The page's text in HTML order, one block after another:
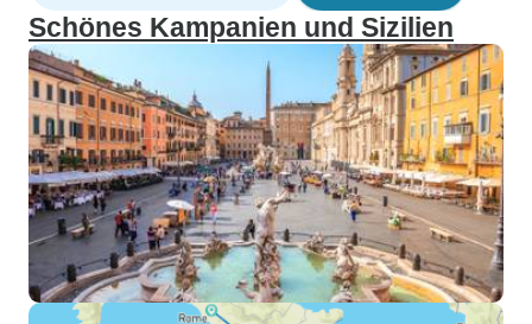
Schönes Kampanien und Sizilien